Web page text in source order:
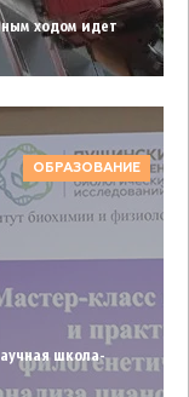
ходом идет
ОБРАЗОВАНИЕ
школа-